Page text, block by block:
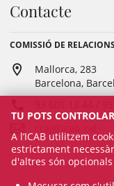
Contacte
COMISSIÓ DE
Mallorca, 283
Barcelona,
TU POTS
A l’ICAB utilitzem
estrictament
d'altres són